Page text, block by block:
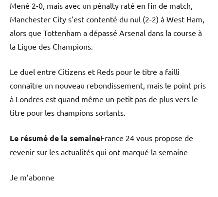
Mené 2-0, mais avec un pénalty raté en fin de match,
Manchester City s’est contenté du nul (2-2) à West Ham,
alors que Tottenham a dépassé Arsenal dans la course à
la Ligue des Champions.
Le duel entre Citizens et Reds pour le titre a failli
connaître un nouveau rebondissement, mais le point pris
à Londres est quand même un petit pas de plus vers le
titre pour les champions sortants.
Le résumé de la semaineFrance 24 vous propose de
revenir sur les actualités qui ont marqué la semaine
Je m’abonne